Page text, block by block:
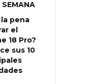
la pena
el
18 Pro?
sus 10